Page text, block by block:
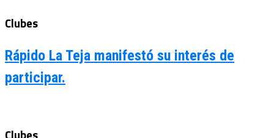
Clubes
Rápido La Teja manifestó su interés de
participar.